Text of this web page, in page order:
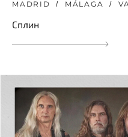
MADRID MÁLAGA
Сплин